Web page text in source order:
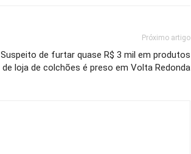
Próximo artigo
Suspeito de furtar quase R$ 3 mil em produtos
de loja de colchões é preso em Volta Redonda